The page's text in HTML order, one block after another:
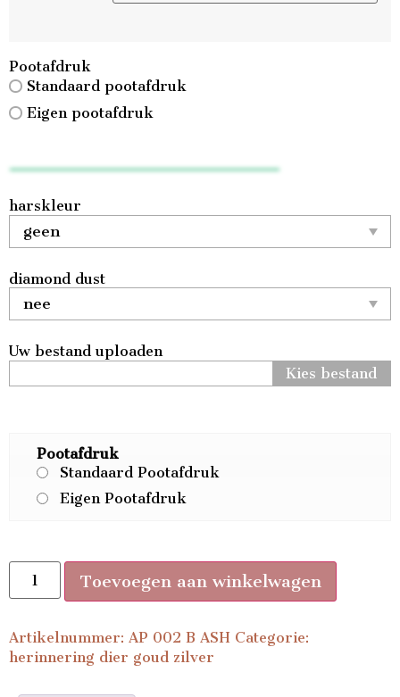
Pootafdruk
Standaard pootafdruk
Eigen pootafdruk
harskleur
diamond dust
Uw bestand uploaden
Kies bestand
Pootafdruk
Standaard Pootafdruk
Eigen Pootafdruk
Toevoegen aan winkelwagen
Artikelnummer: AP 002 B ASH Categorie:
herinnering dier goud zilver